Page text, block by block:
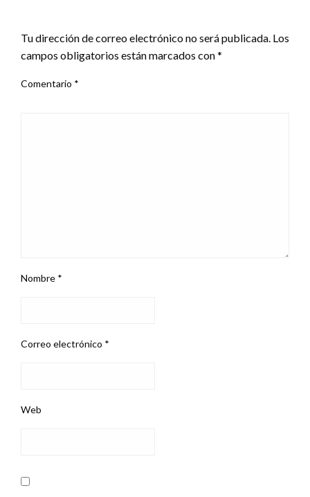
Tu dirección de correo electrónico no será publicada. Los
campos obligatorios están marcados con*
Comentario *
Nombre *
Correo electrónico *
Web